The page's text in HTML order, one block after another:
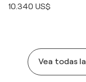
10.340 US$
Vea todas